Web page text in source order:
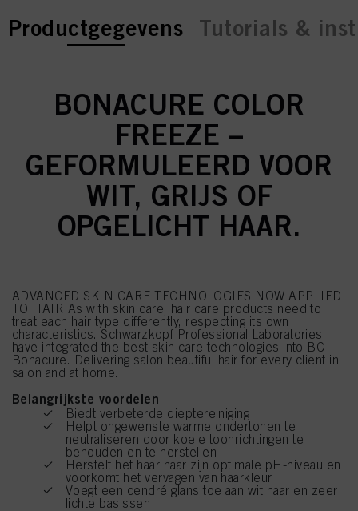
current tab:
current tab:
Productgegevens Tutorials &
BONACURE COLOR
FREEZE –
GEFORMULEERD VOOR
WIT, GRIJS OF
OPGELICHT HAAR.
ADVANCED SKIN CARE TECHNOLOGIES NOW APPLIED
TO HAIR As with skin care, hair care products need to
treat each hair type differently, respecting its own
characteristics. Schwarzkopf Professional Laboratories
have integrated the best skin care technologies into BC
Bonacure. Delivering salon beautiful hair for every client in
salon and at home.
Belangrijkste voordelen
Biedt verbeterde dieptereiniging
Helpt ongewenste warme ondertonen te
neutraliseren door koele toonrichtingen te
behouden en te herstellen
Herstelt het haar naar zijn optimale pH-niveau en
voorkomt het vervagen van haarkleur
Voegt een cendré glans toe aan wit haar en zeer
lichte basissen